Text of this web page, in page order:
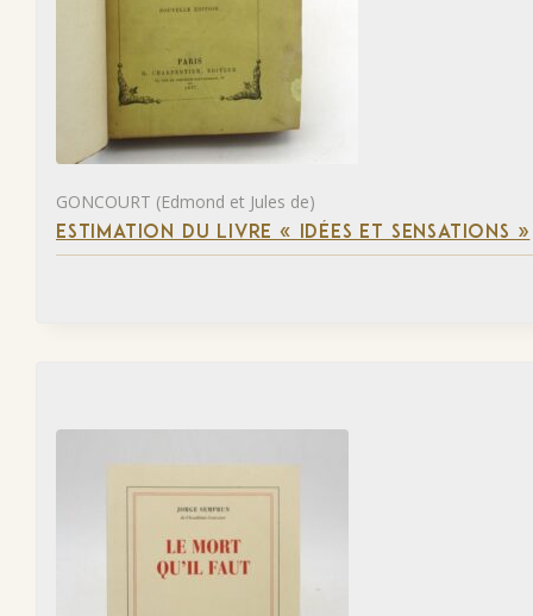
GONCOURT (Edmond et Jules de)
ESTIMATION DU LIVRE « IDÉES ET SENSATIONS »